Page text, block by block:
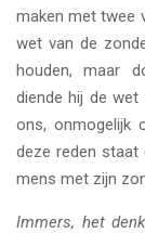
maken met twee
wet van de
houden, maar
diende hij de
ons, onmogelijk
deze reden staat
mens met zijn
Immers, het